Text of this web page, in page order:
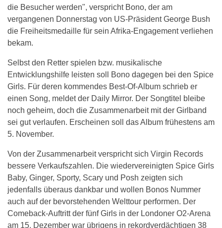
die Besucher werden", verspricht Bono, der am
vergangenen Donnerstag von US-Präsident George Bush
die Freiheitsmedaille für sein Afrika-Engagement verliehen
bekam.
Selbst den Retter spielen bzw. musikalische
Entwicklungshilfe leisten soll Bono dagegen bei den Spice
Girls. Für deren kommendes Best-Of-Album schrieb er
einen Song, meldet der Daily Mirror. Der Songtitel bleibe
noch geheim, doch die Zusammenarbeit mit der Girlband
sei gut verlaufen. Erscheinen soll das Album frühestens am
5. November.
Von der Zusammenarbeit verspricht sich Virgin Records
bessere Verkaufszahlen. Die wiedervereinigten Spice Girls
Baby, Ginger, Sporty, Scary und Posh zeigten sich
jedenfalls überaus dankbar und wollen Bonos Nummer
auch auf der bevorstehenden Welttour performen. Der
Comeback-Auftritt der fünf Girls in der Londoner O2-Arena
am 15. Dezember war übrigens in rekordverdächtigen 38